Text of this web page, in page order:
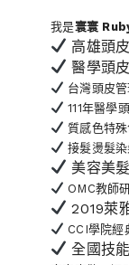
我是寰寰
高雄頭
醫學頭
台灣頭皮
111年醫學
質感色特
接髮燙髮
美容美
OMC教師
2019萊
CCI學院經
全國技